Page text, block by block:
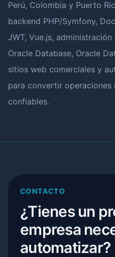
Perú, Colombia y Puerto
backend PHP/Symfony,
JWT, Vue.js,
Oracle Database, Oracle
sitios web comerciales y
para convertir operaciones
confiables.
CONTACTO
¿Tienes un
empresa
automatizar?